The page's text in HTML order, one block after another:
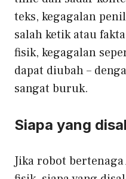
teks, kegagalan
salah ketik atau
fisik, kegagalan
dapat diubah –
sangat buruk.
Siapa yang
Jika robot